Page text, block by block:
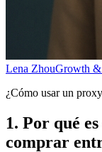
Lena ZhouGrowth &
¿Cómo usar un
1. Por qué
comprar